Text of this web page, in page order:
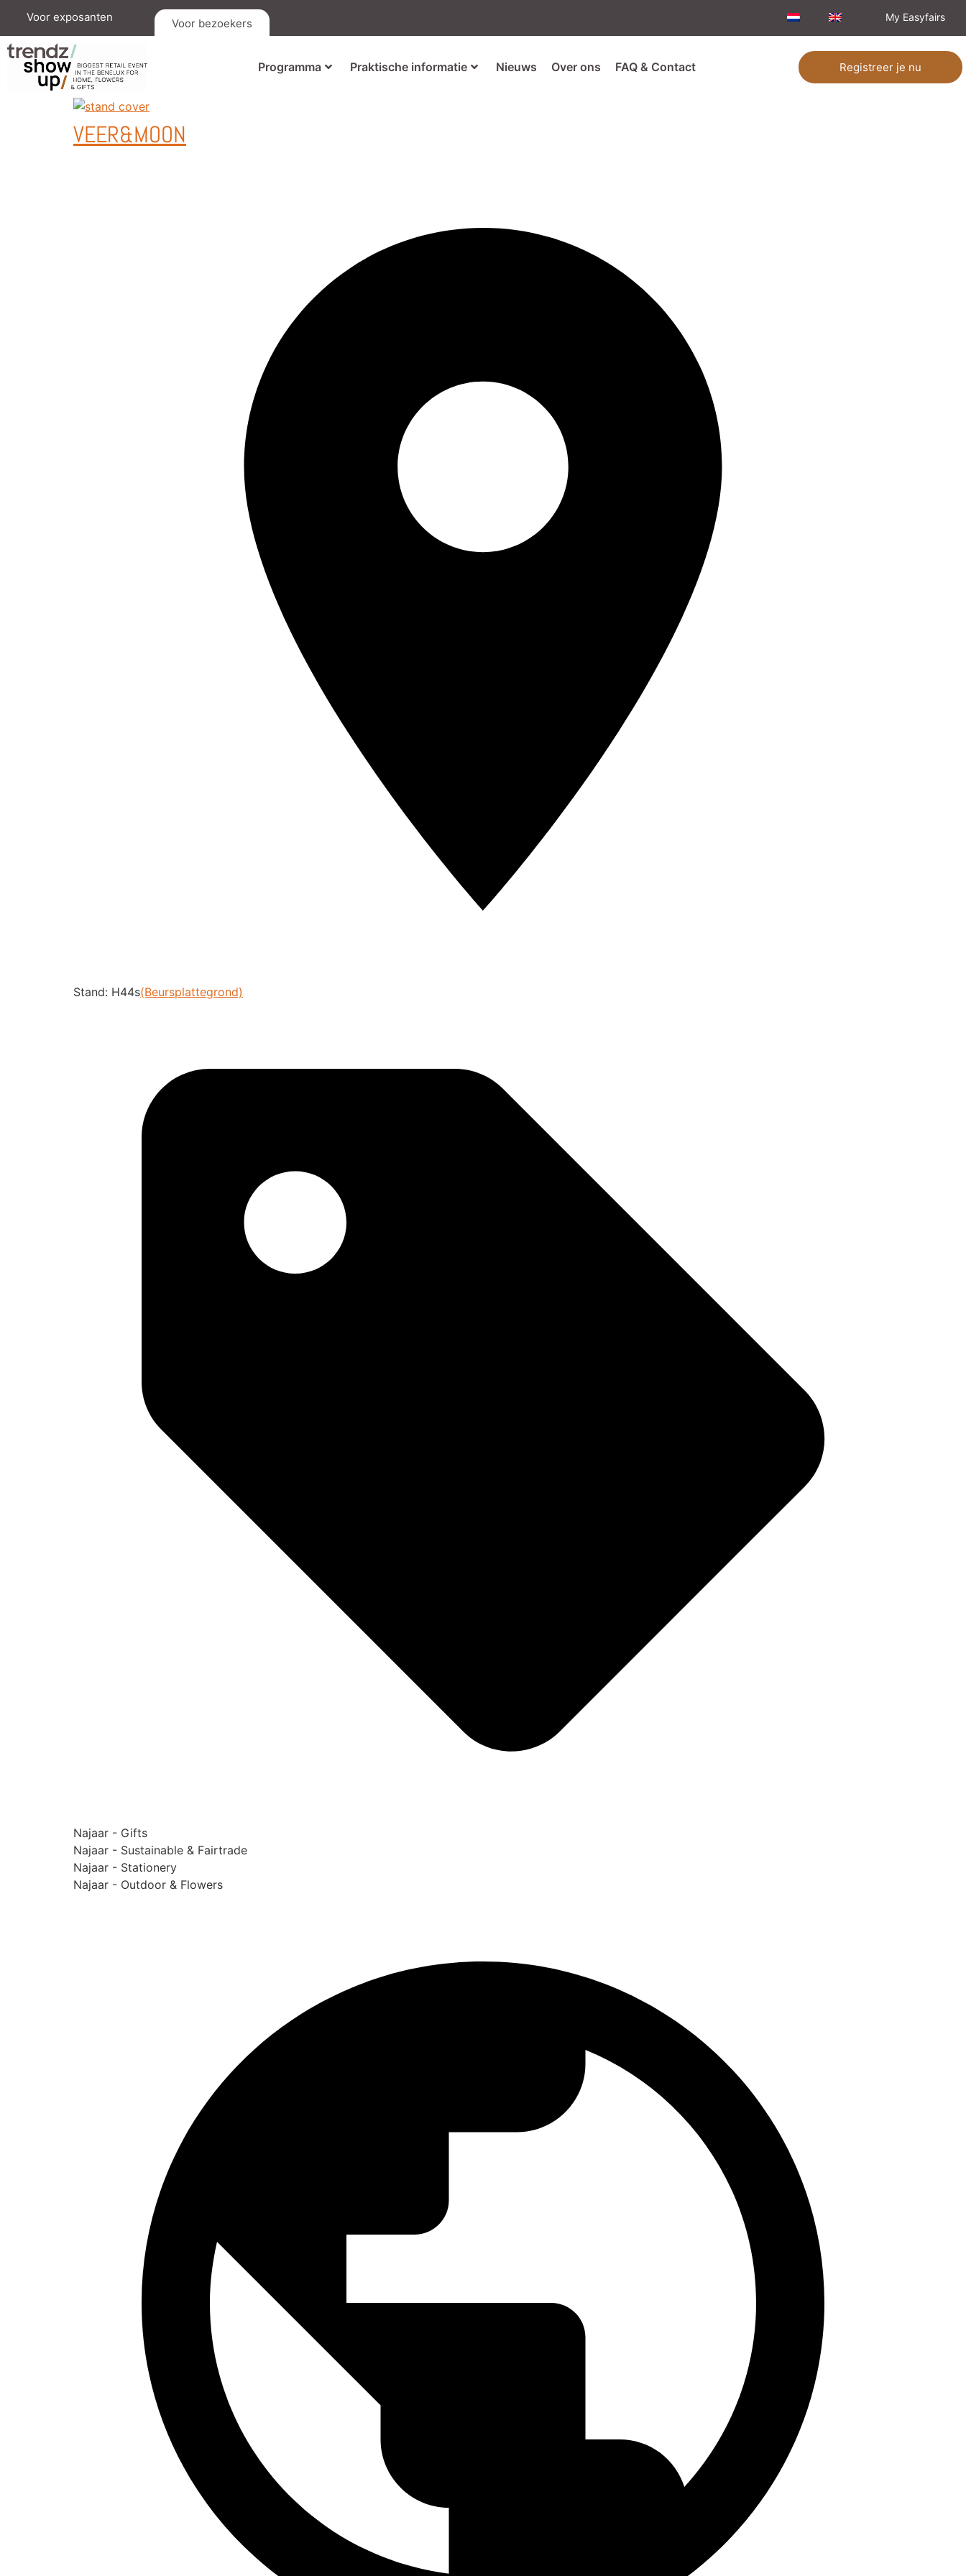
Voor exposanten Voor bezoekers My Easyfairs
Programma Praktische informatie Nieuws Over ons FAQ & Contact Registreer je nu
VEER&MOON
Stand: H44s(Beursplattegrond)
Najaar - Gifts
Najaar - Sustainable & Fairtrade
Najaar - Stationery
Najaar - Outdoor & Flowers